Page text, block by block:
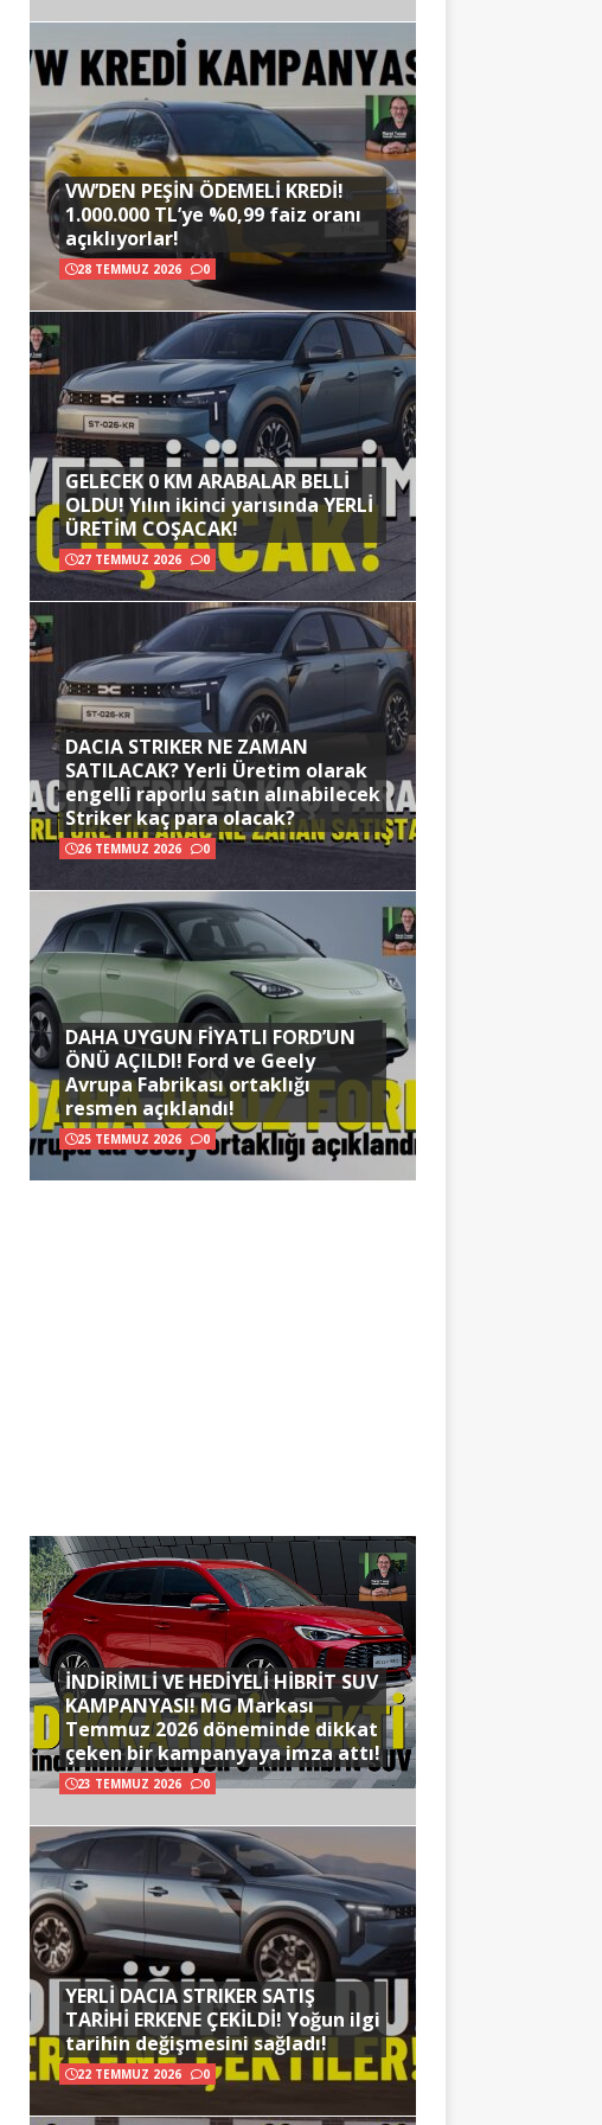
VW’DEN PEŞİN ÖDEMELİ KREDİ!
1.000.000 TL’ye %0,99 faiz oranı
açıklıyorlar!
28 TEMMUZ 2026 0
GELECEK 0 KM ARABALAR BELLİ
OLDU! Yılın ikinci yarısında YERLİ
ÜRETİM COŞACAK!
27 TEMMUZ 2026 0
DACIA STRIKER NE ZAMAN
SATILACAK? Yerli Üretim olarak
engelli raporlu satın alınabilecek
Striker kaç para olacak?
26 TEMMUZ 2026 0
DAHA UYGUN FİYATLI FORD’UN
ÖNÜ AÇILDI! Ford ve Geely
Avrupa Fabrikası ortaklığı
resmen açıklandı!
25 TEMMUZ 2026 0
İNDİRİMLİ VE HEDİYELİ HİBRİT SUV
KAMPANYASI! MG Markası
Temmuz 2026 döneminde dikkat
çeken bir kampanyaya imza attı!
23 TEMMUZ 2026 0
YERLİ DACIA STRIKER SATIŞ
TARİHİ ERKENE ÇEKİLDİ! Yoğun ilgi
tarihin değişmesini sağladı!
22 TEMMUZ 2026 0